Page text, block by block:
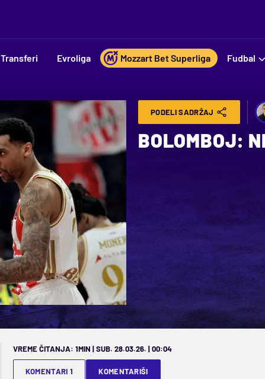
Transferi Evroliga Mozzart Bet Superliga Fudbal
PODELI SADRŽAJ
BOLOMBOJ:
VREME ČITANJA: 1MIN | SUB. 28.03.26. | 00:04
KOMENTARI 1 KOMENTARIŠI